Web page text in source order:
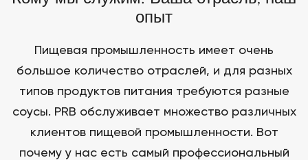
опыт
Пищевая промышленность имеет очень
большое количество отраслей, и для разных
типов продуктов питания требуются разные
соусы. PRB обслуживает множество различных
клиентов пищевой промышленности. Вот
почему у нас есть самый профессиональный